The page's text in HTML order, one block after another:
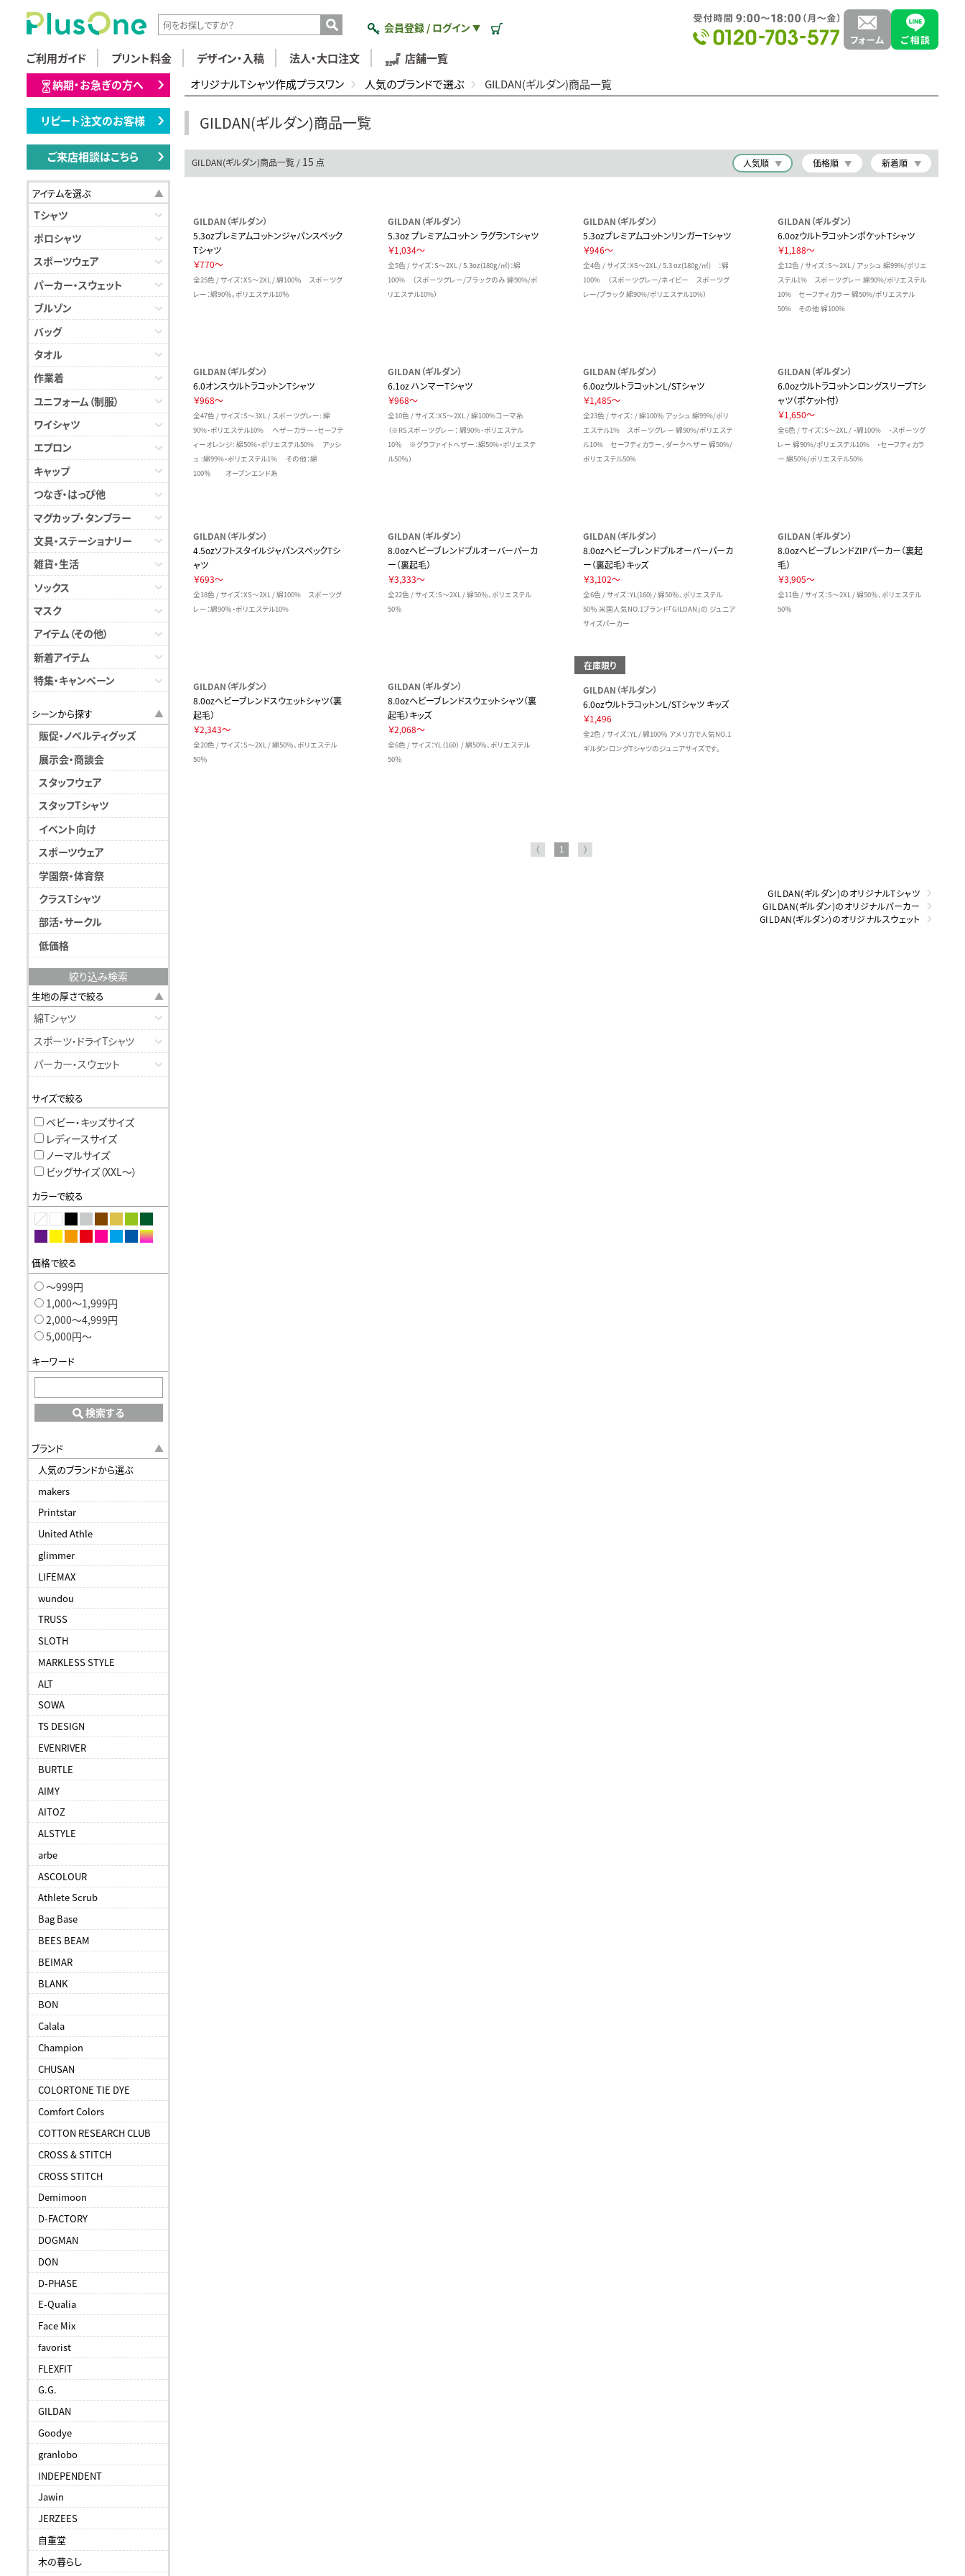
会員登録 / ログイン ▼
ご利用ガイド プリント料金 デザイン・入稿 法人・大口注文
店舗一覧
納期・お急ぎの方へ
リピート注文のお客様
ご来店相談はこちら
アイテムを選ぶ
Tシャツ
ポロシャツ
スポーツウェア
パーカー・スウェット
ブルゾン
バッグ
タオル
作業着
ユニフォーム（制服）
ワイシャツ
エプロン
キャップ
つなぎ・はっぴ他
マグカップ・タンブラー
文具・ステーショナリー
雑貨・生活
ソックス
マスク
アイテム（その他）
新着アイテム
特集・キャンペーン
シーンから探す
販促・ノベルティグッズ
展示会・商談会
スタッフウェア
スタッフTシャツ
イベント向け
スポーツウェア
学園祭・体育祭
クラスTシャツ
部活・サークル
低価格
絞り込み検索
生地の厚さで絞る
綿Tシャツ
スポーツ・ドライTシャツ
パーカー・スウェット
サイズで絞る
ベビー・キッズサイズ
レディースサイズ
ノーマルサイズ
ビッグサイズ（XXL〜）
カラーで絞る
価格で絞る
〜999円
1,000〜1,999円
2,000〜4,999円
5,000円〜
キーワード
検索する
ブランド
人気のブランドから選ぶ
makers
Printstar
United Athle
glimmer
LIFEMAX
wundou
TRUSS
SLOTH
MARKLESS STYLE
ALT
SOWA
TS DESIGN
EVENRIVER
BURTLE
AIMY
AITOZ
ALSTYLE
arbe
ASCOLOUR
Athlete Scrub
Bag Base
BEES BEAM
BEIMAR
BLANK
BON
Calala
Champion
CHUSAN
COLORTONE TIE DYE
Comfort Colors
COTTON RESEARCH CLUB
CROSS & STITCH
CROSS STITCH
Demimoon
D-FACTORY
DOGMAN
DON
D-PHASE
E-Qualia
Face Mix
favorist
FLEXFIT
G.G.
GILDAN
Goodye
granlobo
INDEPENDENT
Jawin
JERZEES
自重堂
木の暮らし
オリジナルTシャツ作成プラスワン 人気のブランドで選ぶ GILDAN(ギルダン)商品一覧
GILDAN(ギルダン)商品一覧
GILDAN(ギルダン)商品一覧 / 15 点 人気順 価格順 新着順
GILDAN（ギルダン）
5.3ozプレミアムコットンジャパンスペック
Tシャツ
￥770～
全25色 / サイズ：XS～2XL / 綿100％ スポーツグ
レー：綿90％。ポリエステル10％
GILDAN（ギルダン）
5.3oz プレミアムコットン ラグランTシャツ
￥1,034～
全5色 / サイズ：S～2XL / 5.3oz(180g/㎡)：綿
100% （スポーツグレー/ブラックのみ 綿90%/ポ
リエステル10%）
GILDAN（ギルダン）
5.3ozプレミアムコットンリンガーTシャツ
￥946～
全4色 / サイズ：XS～2XL / 5.3 oz(180g/㎡) ：綿
100% （スポーツグレー/ネイビー スポーツグ
レー/ブラック 綿90%/ポリエステル10%）
GILDAN（ギルダン）
6.0ozウルトラコットンポケットTシャツ
￥1,188～
全12色 / サイズ：S～2XL / アッシュ 綿99%/ポリエ
ステル1% スポーツグレー 綿90%/ポリエステル
10% セーフティカラー 綿50%/ポリエステル
50% その他 綿100%
GILDAN（ギルダン）
6.0オンスウルトラコットンTシャツ
￥968～
全47色 / サイズ：S～3XL / スポーツグレー: 綿
90%・ポリエステル10% ヘザーカラー・セーフテ
ィーオレンジ: 綿50%・ポリエステル50% アッシ
ュ :綿99%・ポリエステル1% その他：綿
100％ オープンエンド糸
GILDAN（ギルダン）
6.1oz ハンマーTシャツ
￥968～
全10色 / サイズ：XS～2XL / 綿100%コーマ糸
（※RSスポーツグレー： 綿90%・ポリエステル
10％ ※グラファイトヘザー：綿50%・ポリエステ
ル50％）
GILDAN（ギルダン）
6.0ozウルトラコットンL/STシャツ
￥1,485～
全23色 / サイズ： / 綿100％ アッシュ 綿99%/ポリ
エステル1% スポーツグレー 綿90%/ポリエステ
ル10% セーフティカラー、ダークヘザー 綿50%/
ポリエステル50%
GILDAN（ギルダン）
6.0ozウルトラコットンロングスリーブTシ
ャツ（ポケット付）
￥1,650～
全6色 / サイズ：S～2XL / ・綿100% ・スポーツグ
レー 綿90%/ポリエステル10% ・セーフティカラ
ー 綿50%/ポリエステル50%
GILDAN（ギルダン）
4.5ozソフトスタイルジャパンスペックTシ
ャツ
￥693～
全18色 / サイズ：XS～2XL / 綿100% スポーツグ
レー：綿90％・ポリエステル10%
GILDAN（ギルダン）
8.0ozヘビーブレンドプルオーバーパーカ
ー（裏起毛）
￥3,333～
全22色 / サイズ：S～2XL / 綿50％、ポリエステル
50％
GILDAN（ギルダン）
8.0ozヘビーブレンドプルオーバーパーカ
ー（裏起毛）キッズ
￥3,102～
全6色 / サイズ：YL(160) / 綿50％、ポリエステル
50％ 米国人気NO.1ブランド「GILDAN」の ジュニア
サイズパーカー
GILDAN（ギルダン）
8.0ozヘビーブレンドZIPパーカー（裏起
毛）
￥3,905～
全11色 / サイズ：S～2XL / 綿50％、ポリエステル
50％
GILDAN（ギルダン）
8.0ozヘビーブレンドスウェットシャツ（裏
起毛）
￥2,343～
全20色 / サイズ：S～2XL / 綿50％、ポリエステル
50％
GILDAN（ギルダン）
8.0ozヘビーブレンドスウェットシャツ（裏
起毛）キッズ
￥2,068～
全6色 / サイズ：YL（160） / 綿50％、ポリエステル
50％
在庫限り
GILDAN（ギルダン）
6.0ozウルトラコットンL/STシャツ キッズ
￥1,496
全2色 / サイズ：YL / 綿100％ アメリカで人気NO.1
ギルダンロングTシャツのジュニアサイズです。
⟨ 1 ⟩
GILDAN(ギルダン)のオリジナルTシャツ
GILDAN(ギルダン)のオリジナルパーカー
GILDAN(ギルダン)のオリジナルスウェット